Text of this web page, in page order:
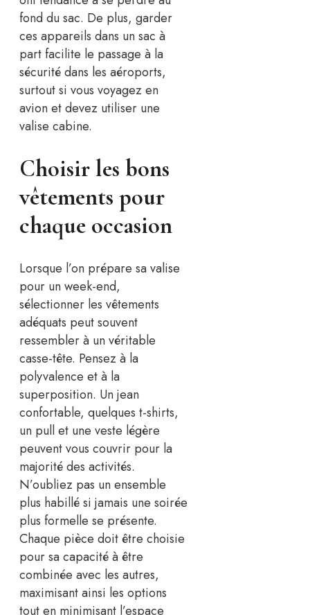
fond du sac. De plus, garder
ces appareils dans un sac à
part facilite le passage à la
sécurité dans les aéroports,
surtout si vous voyagez en
avion et devez utiliser une
valise cabine.
Choisir les bons
vêtements pour
chaque occasion
Lorsque l’on prépare sa valise
pour un week-end,
sélectionner les vêtements
adéquats peut souvent
ressembler à un véritable
casse-tête. Pensez à la
polyvalence et à la
superposition. Un jean
confortable, quelques t-shirts,
un pull et une veste légère
peuvent vous couvrir pour la
majorité des activités.
N’oubliez pas un ensemble
plus habillé si jamais une soirée
plus formelle se présente.
Chaque pièce doit être choisie
pour sa capacité à être
combinée avec les autres,
maximisant ainsi les options
tout en minimisant l’espace